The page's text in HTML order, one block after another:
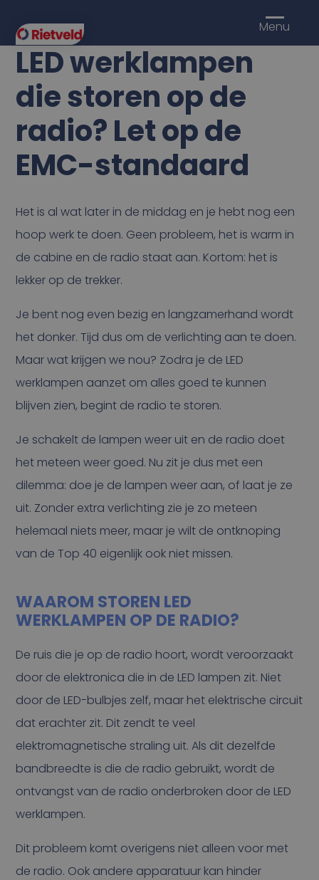
Menu
LED werklampen
die storen op de
radio? Let op de
EMC-standaard
Het is al wat later in de middag en je hebt nog een
hoop werk te doen. Geen probleem, het is warm in
de cabine en de radio staat aan. Kortom: het is
lekker op de trekker.
Je bent nog even bezig en langzamerhand wordt
het donker. Tijd dus om de verlichting aan te doen.
Maar wat krijgen we nou? Zodra je de LED
werklampen aanzet om alles goed te kunnen
blijven zien, begint de radio te storen.
Je schakelt de lampen weer uit en de radio doet
het meteen weer goed. Nu zit je dus met een
dilemma: doe je de lampen weer aan, of laat je ze
uit. Zonder extra verlichting zie je zo meteen
helemaal niets meer, maar je wilt de ontknoping
van de Top 40 eigenlijk ook niet missen.
WAAROM STOREN LED
WERKLAMPEN OP DE RADIO?
De ruis die je op de radio hoort, wordt veroorzaakt
door de elektronica die in de LED lampen zit. Niet
door de LED-bulbjes zelf, maar het elektrische circuit
dat erachter zit. Dit zendt te veel
elektromagnetische straling uit. Als dit dezelfde
bandbreedte is die de radio gebruikt, wordt de
ontvangst van de radio onderbroken door de LED
werklampen.
Dit probleem komt overigens niet alleen voor met
de radio. Ook andere apparatuur kan hinder